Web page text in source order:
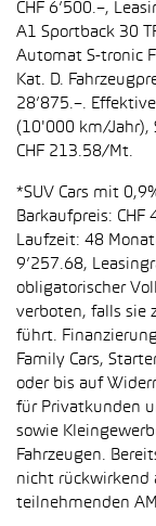
CHF 6’500.–,
A1 Sportback 30
Automat S-tronic
Kat. D.
28’875.–.
(10'000 km/Jahr),
CHF 213.58/Mt.
*SUV Cars mit
Barkaufpreis:
Laufzeit: 48
9’257.68,
obligatorischer
verboten, falls sie
führt.
Family Cars,
oder bis auf
für Privatkunden
sowie
Fahrzeugen.
nicht rückwirkend
teilnehmenden